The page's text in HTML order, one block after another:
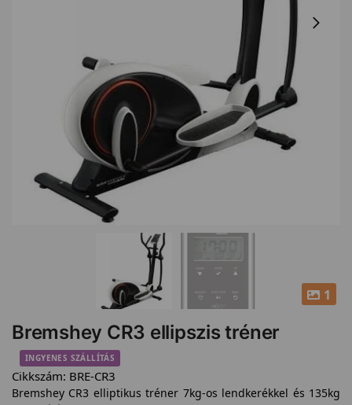
1
Bremshey CR3 ellipszis tréner
INGYENES SZÁLLÍTÁS
Cikkszám: BRE-CR3
Bremshey CR3 elliptikus tréner 7kg-os lendkerékkel és 135kg